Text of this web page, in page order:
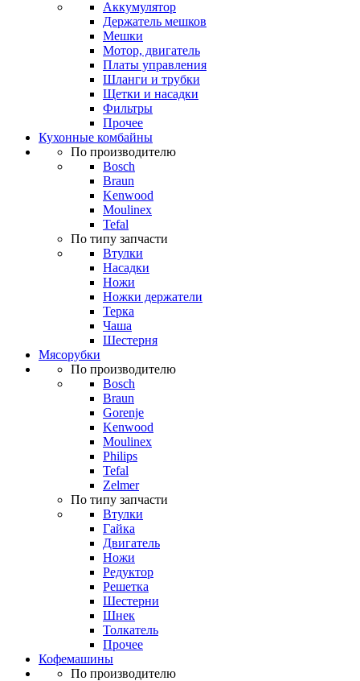
Аккумулятор
Держатель мешков
Мешки
Мотор, двигатель
Платы управления
Шланги и трубки
Щетки и насадки
Фильтры
Прочее
Кухонные комбайны
По производителю
Bosch
Braun
Kenwood
Moulinex
Tefal
По типу запчасти
Втулки
Насадки
Ножи
Ножки держатели
Терка
Чаша
Шестерня
Мясорубки
По производителю
Bosch
Braun
Gorenje
Kenwood
Moulinex
Philips
Tefal
Zelmer
По типу запчасти
Втулки
Гайка
Двигатель
Ножи
Редуктор
Решетка
Шестерни
Шнек
Толкатель
Прочее
Кофемашины
По производителю